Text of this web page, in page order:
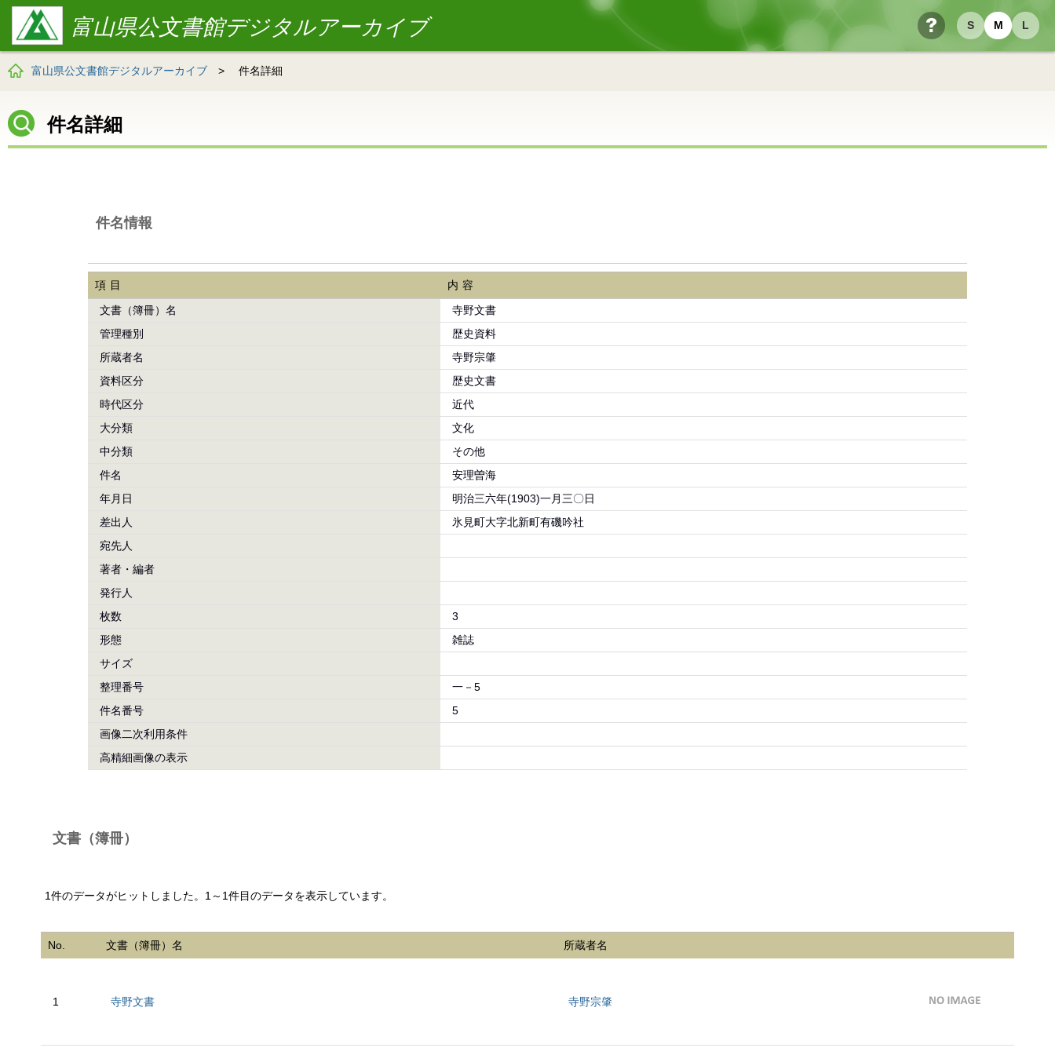
S M L
ヘルプ
富山県公文書館デジタルアーカイブ
富山県公文書館デジタルアーカイブ > 件名詳細
件名詳細
件名情報
項目
内容
文書（簿冊）名
寺野文書
管理種別
歴史資料
所蔵者名
寺野宗肇
資料区分
歴史文書
時代区分
近代
大分類
文化
中分類
その他
件名
安理曽海
年月日
明治三六年(1903)一月三〇日
差出人
氷見町大字北新町有磯吟社
宛先人
著者・編者
発行人
枚数
3
形態
雑誌
サイズ
整理番号
一－5
件名番号
5
画像二次利用条件
高精細画像の表示
文書（簿冊）
1件のデータがヒットしました。1～1件目のデータを表示しています。
No. 文書（簿冊）名 所蔵者名
1 寺野文書 寺野宗肇